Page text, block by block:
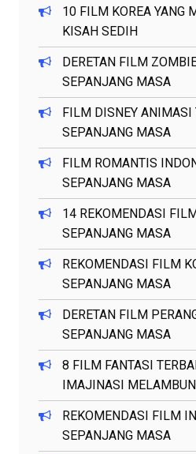
10 FILM KOREA YANG
KISAH SEDIH
DERETAN FILM
SEPANJANG MASA
FILM DISNEY ANIMASI
SEPANJANG MASA
FILM ROMANTIS
SEPANJANG MASA
14 REKOMENDASI
SEPANJANG MASA
REKOMENDASI FILM
SEPANJANG MASA
DERETAN FILM
SEPANJANG MASA
8 FILM FANTASI
IMAJINASI
REKOMENDASI FILM
SEPANJANG MASA